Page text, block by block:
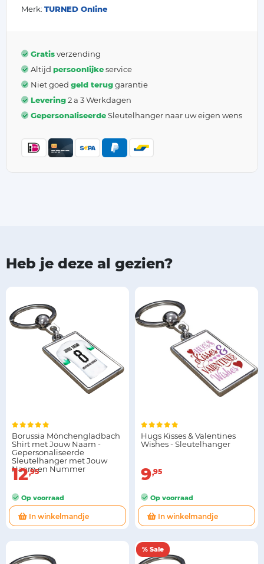
Merk: TURNED Online
Gratisverzending
Altijd persoonlijkeservice
Niet goed geld teruggarantie
Levering2 a 3 Werkdagen
GepersonaliseerdeSleutelhanger naar uw eigen wens
Heb je deze al gezien?
Borussia Mönchengladbach
Shirt met Jouw Naam -
Gepersonaliseerde
Sleutelhanger met Jouw
Naam en Nummer
12 95
Op voorraad
In winkelmandje
Hugs Kisses & Valentines
Wishes - Sleutelhanger
9 95
Op voorraad
In winkelmandje
% Sale